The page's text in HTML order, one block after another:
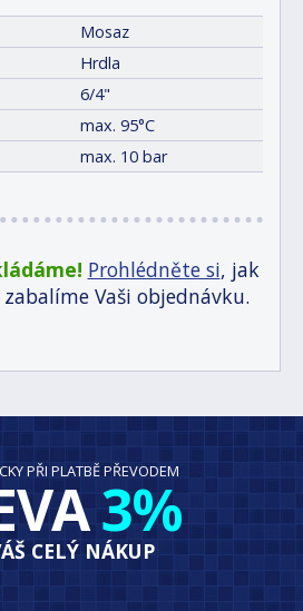
Mosaz
Hrdla
6/4"
max. 95°C
max. 10 bar
Prohlédněte si, jak
Vaši objednávku.
PŘI PLATBĚ PŘEVODEM
3%
CELÝ NÁKUP